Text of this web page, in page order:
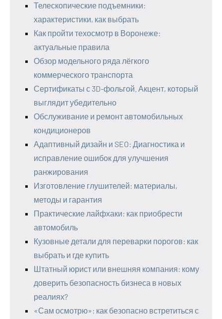
Телескопические подъемники:
характеристики, как выбрать
Как пройти техосмотр в Воронеже:
актуальные правила
Обзор модельного ряда лёгкого
коммерческого транспорта
Сертификаты с 3D-фольгой. Акцент, который
выглядит убедительно
Обслуживание и ремонт автомобильных
кондиционеров
Адаптивный дизайн и SEO: Диагностика и
исправление ошибок для улучшения
ранжирования
Изготовление глушителей: материалы,
методы и гарантия
Практические лайфхаки: как приобрести
автомобиль
Кузовные детали для переварки порогов: как
выбрать и где купить
Штатный юрист или внешняя компания: кому
доверить безопасность бизнеса в новых
реалиях?
«Сам осмотрю»: как безопасно встретиться с